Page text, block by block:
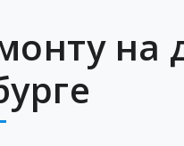
на